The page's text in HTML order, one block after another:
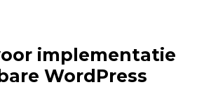
implementatie
WordPress